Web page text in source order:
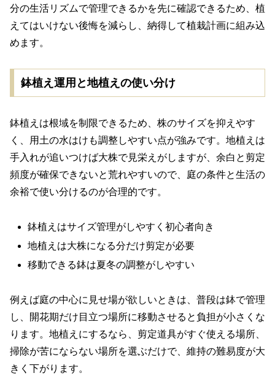
分の生活リズムで管理できるかを先に確認できるため、植
えてはいけない後悔を減らし、納得して植栽計画に組み込
めます。
鉢植え運用と地植えの使い分け
鉢植えは根域を制限できるため、株のサイズを抑えやす
く、用土の水はけも調整しやすい点が強みです。地植えは
手入れが追いつけば大株で見栄えがしますが、余白と剪定
頻度が確保できないと荒れやすいので、庭の条件と生活の
余裕で使い分けるのが合理的です。
鉢植えはサイズ管理がしやすく初心者向き
地植えは大株になる分だけ剪定が必要
移動できる鉢は夏冬の調整がしやすい
例えば庭の中心に見せ場が欲しいときは、普段は鉢で管理
し、開花期だけ目立つ場所に移動させると負担が小さくな
ります。地植えにするなら、剪定道具がすぐ使える場所、
掃除が苦にならない場所を選ぶだけで、維持の難易度が大
きく下がります。